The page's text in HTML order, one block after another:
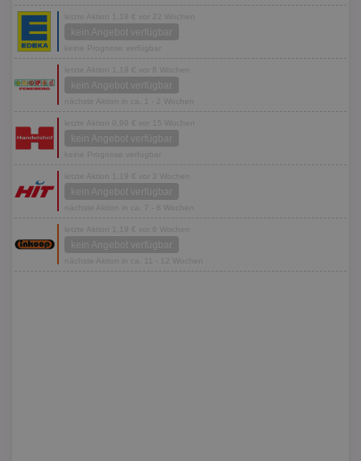
letzte Aktion 1,19 € vor 22 Wochen
kein Angebot verfügbar
keine Prognose verfügbar
letzte Aktion 1,19 € vor 8 Wochen
kein Angebot verfügbar
nächste Aktion in ca. 1 - 2 Wochen
letzte Aktion 0,99 € vor 15 Wochen
kein Angebot verfügbar
keine Prognose verfügbar
letzte Aktion 1,19 € vor 3 Wochen
kein Angebot verfügbar
nächste Aktion in ca. 7 - 8 Wochen
letzte Aktion 1,19 € vor 6 Wochen
kein Angebot verfügbar
nächste Aktion in ca. 11 - 12 Wochen